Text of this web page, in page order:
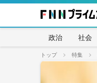
政治 社会
トップ 特集